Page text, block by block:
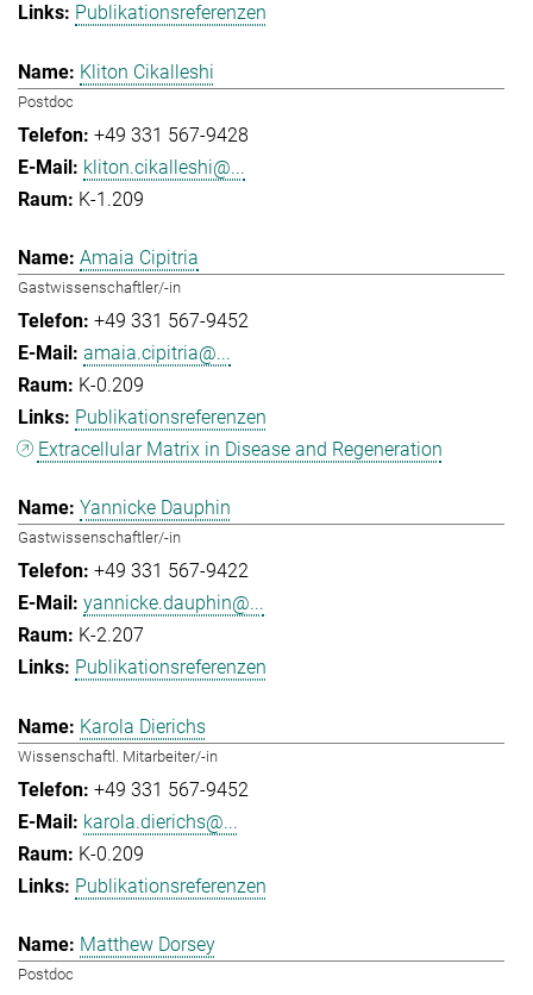
Publikationsreferenzen
Kliton Cikalleshi
Postdoc
+49 331 567-9428
kliton.cikalleshi@...
K-1.209
Amaia Cipitria
Gastwissenschaftler/-in
+49 331 567-9452
amaia.cipitria@...
K-0.209
Publikationsreferenzen
Extracellular Matrix in Disease and Regeneration
Yannicke Dauphin
Gastwissenschaftler/-in
+49 331 567-9422
yannicke.dauphin@...
K-2.207
Publikationsreferenzen
Karola Dierichs
Wissenschaftl. Mitarbeiter/-in
+49 331 567-9452
karola.dierichs@...
K-0.209
Publikationsreferenzen
Matthew Dorsey
Postdoc